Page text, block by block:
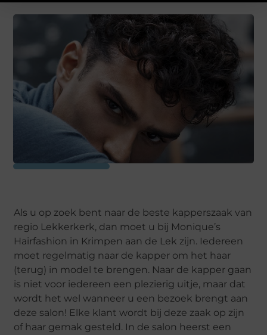
Als u op zoek bent naar de beste kapperszaak van
regio Lekkerkerk, dan moet u bij Monique’s
Hairfashion in Krimpen aan de Lek zijn. Iedereen
moet regelmatig naar de kapper om het haar
(terug) in model te brengen. Naar de kapper gaan
is niet voor iedereen een plezierig uitje, maar dat
wordt het wel wanneer u een bezoek brengt aan
deze salon! Elke klant wordt bij deze zaak op zijn
of haar gemak gesteld. In de salon heerst een